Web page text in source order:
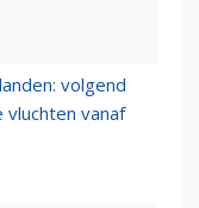
volgend
vanaf